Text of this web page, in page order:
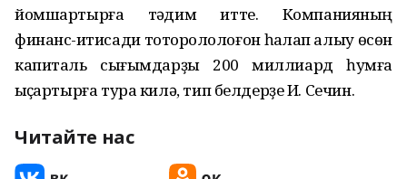
йомшартырға тәҡдим итте. Компанияның
финанс-иҡтисади тотороҡлолоғон һаҡлап ҡалыу өсөн
капиталь сығымдарҙы 200 миллиард һумға
ҡыҫҡартырға тура килә, тип белдерҙе И. Сечин.
Читайте нас